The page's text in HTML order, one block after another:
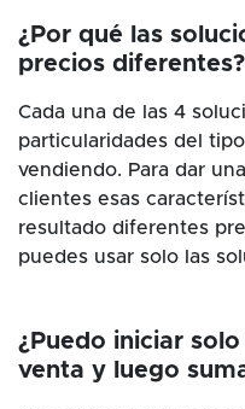
¿Por qué las
precios diferentes?
Cada una de las 4
particularidades del
vendiendo. Para dar
clientes esas
resultado diferentes
puedes usar solo las
¿Puedo iniciar
venta y luego